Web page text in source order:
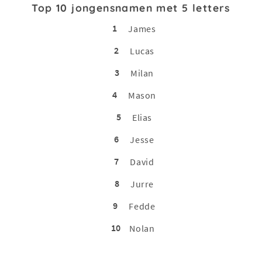
Top 10 jongensnamen met 5 letters
1
James
2
Lucas
3
Milan
4
Mason
5
Elias
6
Jesse
7
David
8
Jurre
9
Fedde
10
Nolan